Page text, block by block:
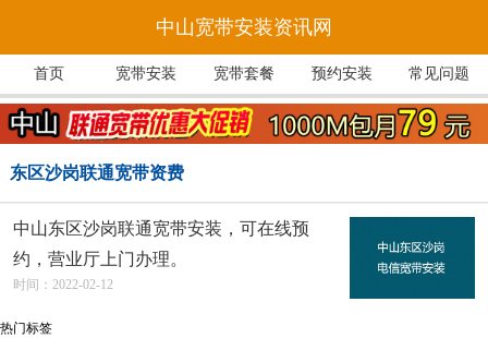
中山宽带安装资讯网
首页 宽带安装 宽带套餐 预约安装 常见问题
东区沙岗联通宽带资费
中山东区沙岗联通宽带安装，可在线预
约，营业厅上门办理。
时间：2022-02-12
热门标签